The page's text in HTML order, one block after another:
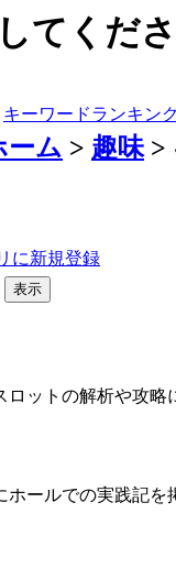
てくだ
キーワードランキン
ーム > 趣味>
に新規登録
ットの解析や攻
ールでの実践記を